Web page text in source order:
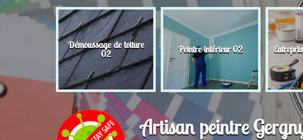
Démoussage de toiture
02 Peintre intérieur 02
Artisan peintre